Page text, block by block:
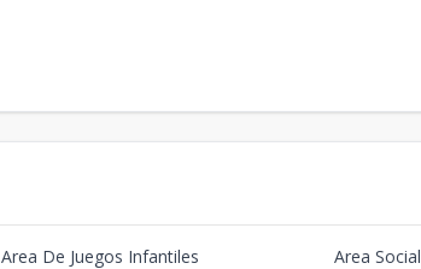
Area De Juegos Infantiles
Area Social